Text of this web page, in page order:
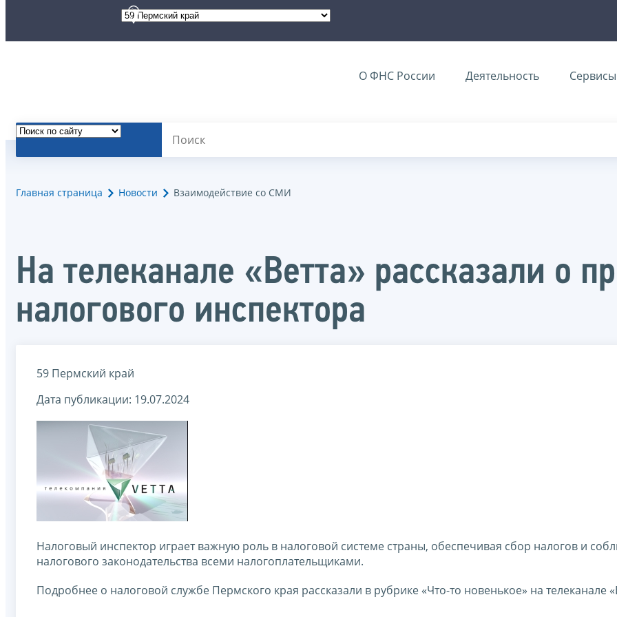
О ФНС России Деятельность Сервисы
Главная страница Новости Взаимодействие со СМИ
На телеканале «Ветта» рассказали о
налогового инспектора
59 Пермский край
Дата публикации: 19.07.2024
Налоговый инспектор играет важную роль в налоговой системе страны, обеспечивая сбор налогов и
налогового законодательства всеми налогоплательщиками.
Подробнее о налоговой службе Пермского края рассказали в рубрике «Что-то новенькое» на телеканале